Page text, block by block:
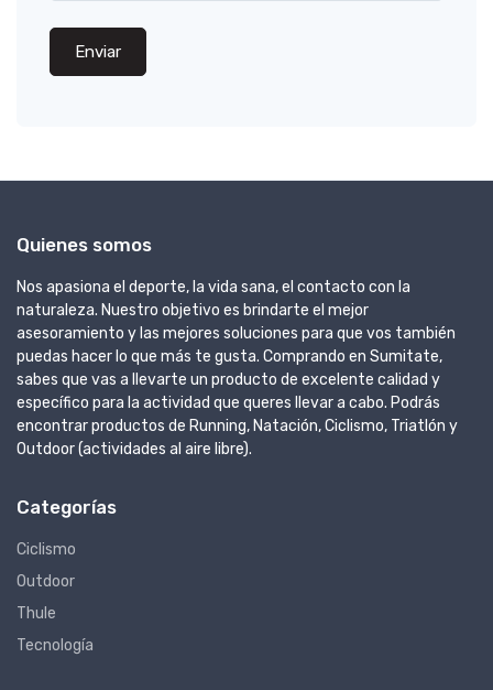
Enviar
Quienes somos
Nos apasiona el deporte, la vida sana, el contacto con la
naturaleza. Nuestro objetivo es brindarte el mejor
asesoramiento y las mejores soluciones para que vos también
puedas hacer lo que más te gusta. Comprando en Sumitate,
sabes que vas a llevarte un producto de excelente calidad y
específico para la actividad que queres llevar a cabo. Podrás
encontrar productos de Running, Natación, Ciclismo, Triatlón y
Outdoor (actividades al aire libre).
Categorías
Ciclismo
Outdoor
Thule
Tecnología